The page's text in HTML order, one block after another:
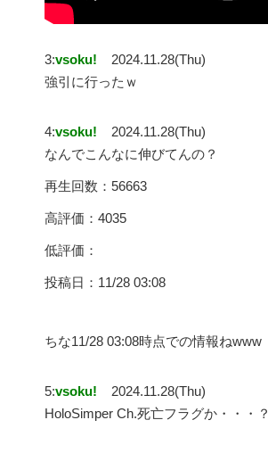
3:vsoku!
2024.11.28(Thu)
強引に行ったｗ
4:vsoku!
2024.11.28(Thu)
なんでこんなに伸びてんの？
再生回数：56663
高評価：4035
低評価：
投稿日：11/28 03:08
ちな11/28 03:08時点での情報ねwww
5:vsoku!
2024.11.28(Thu)
HoloSimper Ch.死亡フラグか・・・？